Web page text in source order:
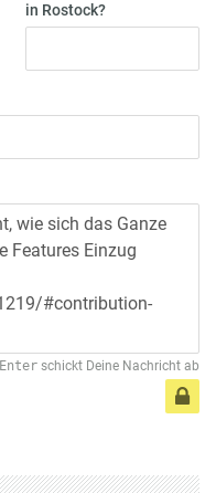
in Rostock?
Enter schickt Deine Nachricht ab